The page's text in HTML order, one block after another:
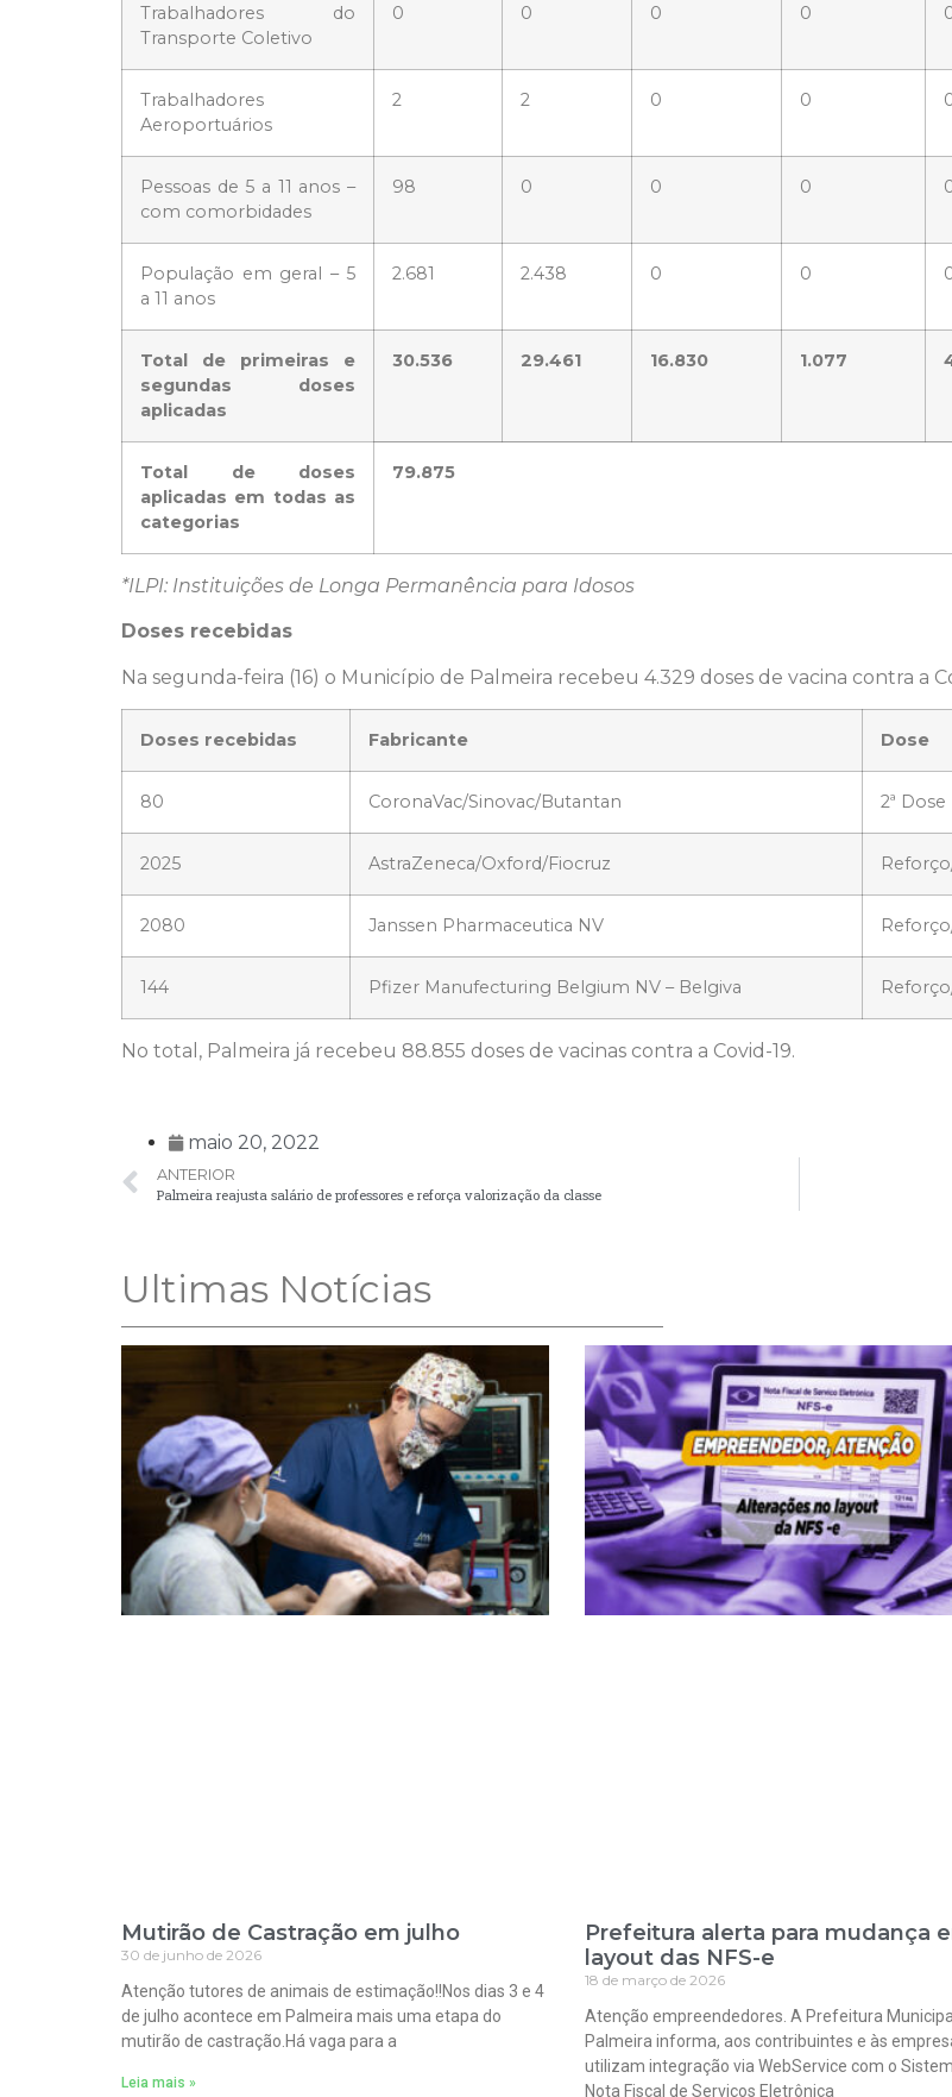
Trabalhadores do
Transporte Coletivo
0 0 0 0
Trabalhadores
Aeroportuários
2 2 0 0
Pessoas de 5 a 11 anos –
com comorbidades
98 0 0 0
População em geral – 5
a 11 anos
2.681 2.438 0 0
Total de primeiras e
segundas doses
aplicadas
30.536 29.461 16.830 1.077
Total de doses
aplicadas em todas as
categorias
79.875
*ILPI: Instituições de Longa Permanência para Idosos
Doses recebidas
Na segunda-feira (16) o Município de Palmeira recebeu 4.329 doses de vacina contra a
Doses recebidas Fabricante Dose
80 CoronaVac/Sinovac/Butantan 2ª Dose
2025 AstraZeneca/Oxford/Fiocruz
2080 Janssen Pharmaceutica NV
144 Pfizer Manufecturing Belgium NV – Belgiva
No total, Palmeira já recebeu 88.855 doses de vacinas contra a Covid-19.
maio 20, 2022
ANTERIOR
Palmeira reajusta salário de professores e reforça valorização da classe
Ultimas Notícias
Mutirão de Castração em julho
30 de junho de 2026
Atenção tutores de animais de estimação!!Nos dias 3 e 4
de julho acontece em Palmeira mais uma etapa do
mutirão de castração.Há vaga para a
Leia mais »
Prefeitura alerta para mudança
layout das NFS-e
18 de março de 2026
Atenção empreendedores. A Prefeitura
Palmeira informa, aos contribuintes e às
utilizam integração via WebService com o
Nota Fiscal de Serviços Eletrônica